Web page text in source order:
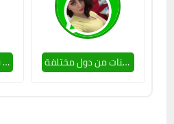
قروبات واتس اب بنات 2023 whatsapp واتساب تطبيق تعارف بين الشباب وبنات من دول مختلفة